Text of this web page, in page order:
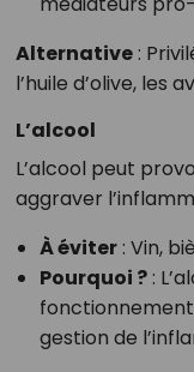
Alternative:
l’huile d’olive, les
L’alcool
L’alcool peut
aggraver
À éviter: Vin,
Pourquoi ?:
fonctionnement
gestion de